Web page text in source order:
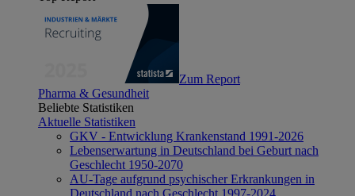
Zum Report
Pharma & Gesundheit
Beliebte Statistiken
Aktuelle Statistiken
GKV - Entwicklung Krankenstand 1991-2026
Lebenserwartung in Deutschland bei Geburt nach
Geschlecht 1950-2070
AU-Tage aufgrund psychischer Erkrankungen in
Deutschland nach Geschlecht 1997-2024